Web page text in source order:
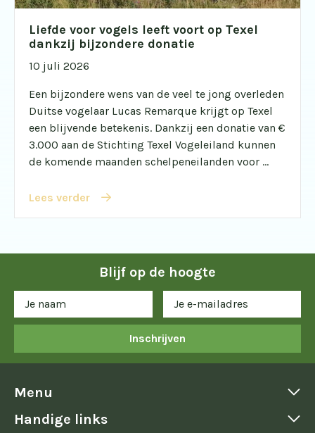
Liefde voor vogels leeft voort op Texel
dankzij bijzondere donatie
10 juli 2026
Een bijzondere wens van de veel te jong overleden
Duitse vogelaar Lucas Remarque krijgt op Texel
een blijvende betekenis. Dankzij een donatie van €
3.000 aan de Stichting Texel Vogeleiland kunnen
de komende maanden schelpeneilanden voor ...
Lees verder
Blijf op de hoogte
Inschrijven
Menu
Handige links